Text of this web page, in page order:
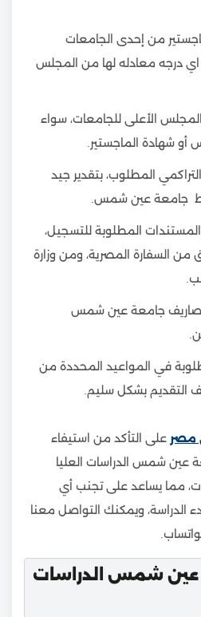
من إحدى الجامعات
اي درجه معادله لها من المجلس
الأعلى للجامعات، سواء
أو شهادة الماجستير.
المطلوب، بتقدير جيد
جامعة عين شمس.
المطلوبة للتسجيل،
السفارة المصرية، ومن وزارة
مصاريف جامعة عين شمس
في المواعيد المحددة من
التقديم بشكل سليم.
مصر على التأكد من استيفاء
عين شمس الدراسات العليا
مما يساعد على تجنب أي
الدراسة، ويمكنك التواصل معنا
عين شمس الدراسات